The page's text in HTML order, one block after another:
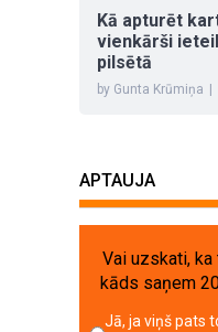
Kā apturēt
vienkārši
pilsētā
by Gunta Krūmiņa
APTAUJA
Vai uzskati, ka
kāds saņem
Jā, ja viņš pats